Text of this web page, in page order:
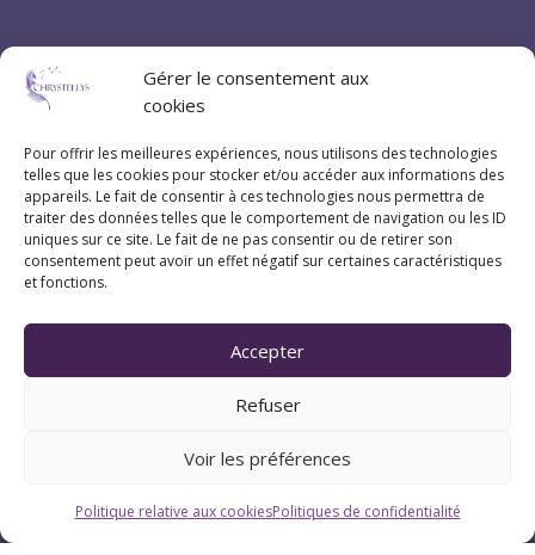
Gérer le consentement aux
cookies
Pour offrir les meilleures expériences, nous utilisons des technologies
telles que les cookies pour stocker et/ou accéder aux informations des
appareils. Le fait de consentir à ces technologies nous permettra de
traiter des données telles que le comportement de navigation ou les ID
uniques sur ce site. Le fait de ne pas consentir ou de retirer son
consentement peut avoir un effet négatif sur certaines caractéristiques
et fonctions.
Accepter
Refuser
Voir les préférences
Politique relative aux cookiesPolitiques de confidentialité
Horaires
Du lundi au vendredi : 9h-12h / 13h-18h
Le samedi : 9h-12h